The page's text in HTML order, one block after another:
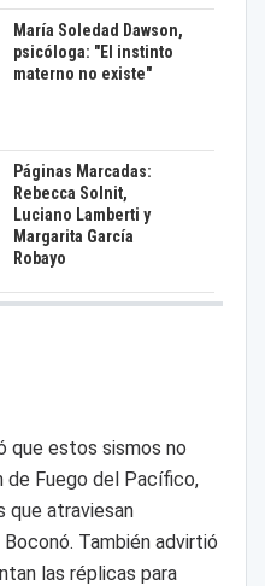
María Soledad Dawson,
psicóloga: "El instinto
materno no existe"
Páginas Marcadas:
Rebecca Solnit,
Luciano Lamberti y
Margarita García
Robayo
que estos sismos no
de Fuego del Pacífico,
que atraviesan
También advirtió
las réplicas para